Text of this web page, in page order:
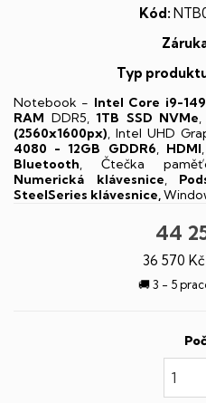
Kód:
Typ
Notebook - Intel Core i9-
RAM DDR5,1TB SSD NVMe,
(2560x1600px), Intel UHD
4080 - 12GB GDDR6, HDMI
Bluetooth, Čtečka
Numerická klávesnice,
SteelSeries klávesnice,
44
36 570
🚚 3 - 5